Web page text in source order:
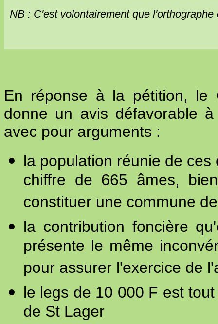
NB : C'est volontairement que
En réponse à la pétition, le
donne un avis défavorable
avec pour arguments :
la population réunie de
chiffre de 665 âmes,
constituer une commune
la contribution foncière
présente le même
pour assurer l'exercice de
le legs de 10 000 F est
de St Lager